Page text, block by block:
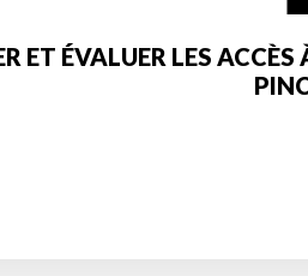
ET ÉVALUER LES